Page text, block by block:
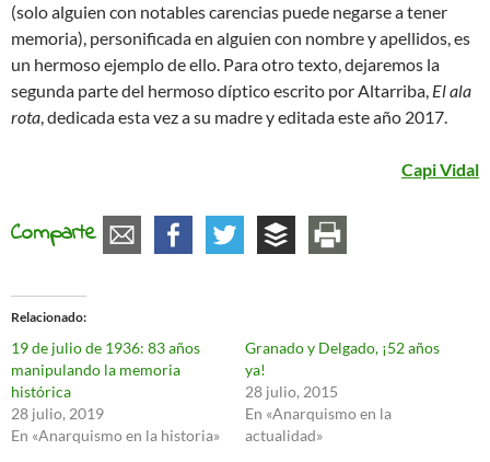
(solo alguien con notables carencias puede negarse a tener
memoria), personificada en alguien con nombre y apellidos, es
un hermoso ejemplo de ello. Para otro texto, dejaremos la
segunda parte del hermoso díptico escrito por Altarriba, El ala
rota, dedicada esta vez a su madre y editada este año 2017.
Capi Vidal
Comparte
Relacionado
19 de julio de 1936: 83 años
manipulando la memoria
histórica
28 julio, 2019
En «Anarquismo en la historia»
Granado y Delgado, ¡52 años
ya!
28 julio, 2015
En «Anarquismo en la
actualidad»